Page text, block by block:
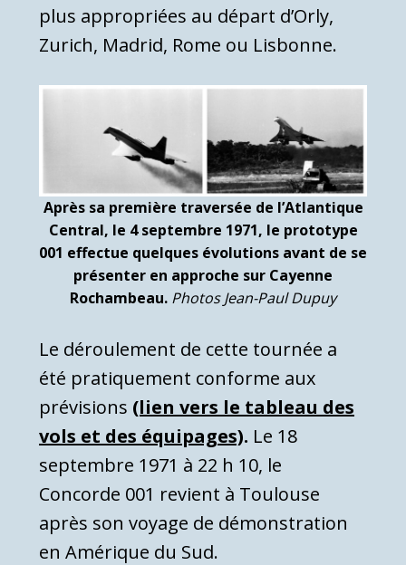
plus appropriées au départ d’Orly,
Zurich, Madrid, Rome ou Lisbonne.
Après sa première traversée de l’Atlantique
Central, le 4 septembre 1971, le prototype
001 effectue quelques évolutions avant de se
présenter en approche sur Cayenne
Rochambeau. Photos Jean-Paul Dupuy
Le déroulement de cette tournée a
été pratiquement conforme aux
prévisions (lien vers le tableau des
vols et des équipages). Le 18
septembre 1971 à 22 h 10, le
Concorde 001 revient à Toulouse
après son voyage de démonstration
en Amérique du Sud.